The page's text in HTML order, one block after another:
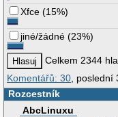
Xfce (15%)
jiné/žádné (23%)
Celkem 2344
Komentářů: 30 ,
Rozcestník
AbcLinuxu